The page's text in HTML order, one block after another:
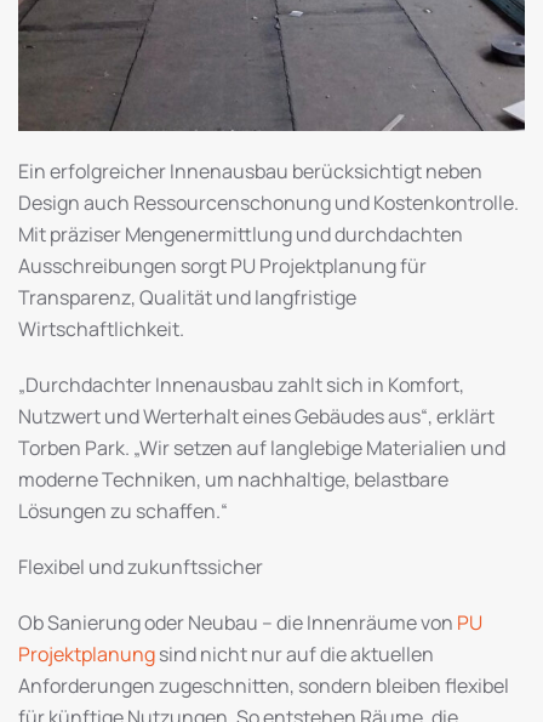
Ein erfolgreicher Innenausbau berücksichtigt neben
Design auch Ressourcenschonung und Kostenkontrolle.
Mit präziser Mengenermittlung und durchdachten
Ausschreibungen sorgt PU Projektplanung für
Transparenz, Qualität und langfristige
Wirtschaftlichkeit.
„Durchdachter Innenausbau zahlt sich in Komfort,
Nutzwert und Werterhalt eines Gebäudes aus“, erklärt
Torben Park. „Wir setzen auf langlebige Materialien und
moderne Techniken, um nachhaltige, belastbare
Lösungen zu schaffen.“
Flexibel und zukunftssicher
Ob Sanierung oder Neubau – die Innenräume von PU
Projektplanungsind nicht nur auf die aktuellen
Anforderungen zugeschnitten, sondern bleiben flexibel